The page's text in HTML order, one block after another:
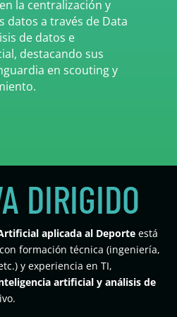
la centralización y
datos a través de Data
de datos e
destacando sus
en scouting y
DIRIGIDO
aplicada al Deporte está
formación técnica (ingeniería,
y experiencia en TI,
artificial y análisis de